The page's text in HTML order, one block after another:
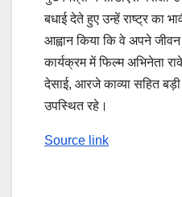
बधाई देते हुए उन्हें राष्ट्र का
आह्वान किया कि वे अपने जीवन
कार्यक्रम में फिल्म अभिनेता
देसाई, आरजे काव्या सहित
उपस्थित रहे।
Source link